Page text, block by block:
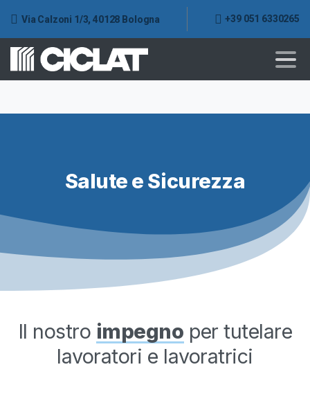
Via Calzoni 1/3, 40128 Bologna +39 051 6330265
Salute e Sicurezza
Il nostro impegno per tutelare
lavoratori e lavoratrici